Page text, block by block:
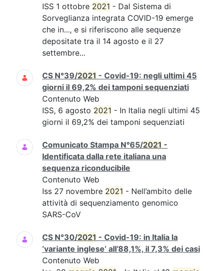
ISS 1 ottobre 2021 - Dal Sistema di
Sorveglianza integrata COVID-19 emerge
che in..., e si riferiscono alle sequenze
depositate tra il 14 agosto e il 27
settembre...
CS N°39/2021 - Covid-19: negli ultimi 45
giorni il 69,2% dei tamponi sequenziati
Contenuto Web
ISS, 6 agosto 2021 - In Italia negli ultimi 45
giorni il 69,2% dei tamponi sequenziati
Comunicato Stampa N°65/2021 -
Identificata dalla rete italiana una
sequenza riconducibile
Contenuto Web
Iss 27 novembre 2021 - Nell’ambito delle
attività di sequenziamento genomico
SARS-CoV
CS N°30/2021 - Covid-19: in Italia la
‘variante inglese’ all’88,1%, il 7,3% dei casi
Contenuto Web